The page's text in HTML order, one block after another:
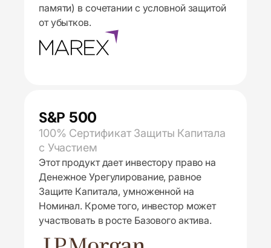
памяти) в сочетании с условной защитой
от убытков.
S&P 500
100% Сертификат Защиты Капитала
с Участием
Этот продукт дает инвестору право на
Денежное Урегулирование, равное
Защите Капитала, умноженной на
Номинал. Кроме того, инвестор может
участвовать в росте Базового актива.